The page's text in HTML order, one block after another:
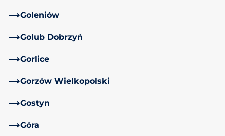
Goleniów
Golub Dobrzyń
Gorlice
Gorzów Wielkopolski
Gostyn
Góra